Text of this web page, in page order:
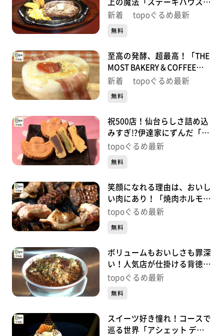
上の魔法「ステーキハウス
GREAT RARE」（青葉区二日
新着 topoぐるめ最新
無料
至高の発酵、超最高！「THE
MOST BAKERY＆COFFEE仙
台東口店」（宮城野区榴岡）
新着 topoぐるめ最新
無料
祝500店！仙台らしさ詰め込
みすぎ!?伊達家にずんだ「ち
ゅんちゅん堂」（青葉区川
topoぐるめ最新
無料
笑顔になれる理由は、おいし
い肉にあり！「焼肉ホルモン
呵呵大笑」（青葉区国分町）
topoぐるめ最新
無料
ボリュームもおいしさも罪深
い！人気店が仕掛ける背徳中
華「ガリデブ2」（青葉区大
topoぐるめ最新
無料
スイーツ好き憧れ！コースで
巡る世界「アシェット デセ